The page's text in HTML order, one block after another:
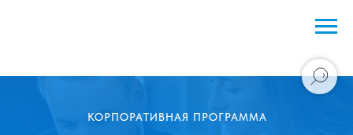
КОРПОРАТИВНАЯ ПРОГРАММА